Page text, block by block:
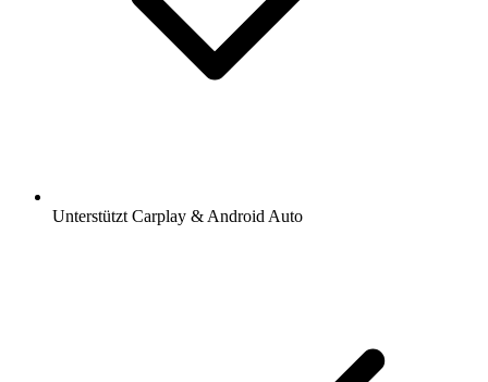
Unterstützt Carplay & Android Auto